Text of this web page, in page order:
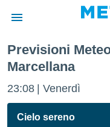
di
Previsioni
Marcellana
23:08 Venerdì
Cielo sereno